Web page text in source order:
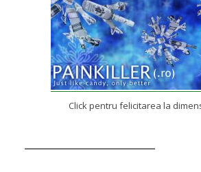
Click pentru felicitarea la